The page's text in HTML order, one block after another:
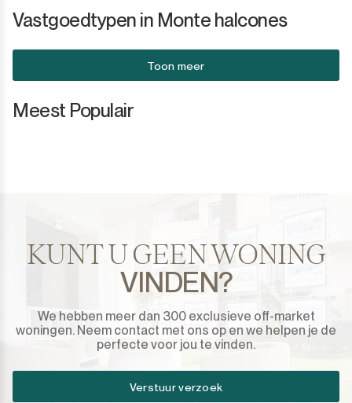
Vastgoedtypen in Monte halcones
Toon meer
Meest Populair
KUNT U GEEN WONING
VINDEN?
We hebben meer dan 300 exclusieve off-market
woningen. Neem contact met ons op en we helpen je de
perfecte voor jou te vinden.
Verstuur verzoek